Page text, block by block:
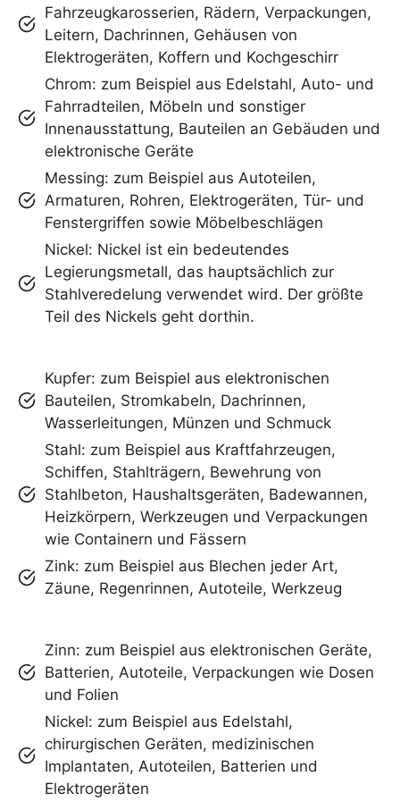
Fahrzeugkarosserien, Rädern, Verpackungen,
Leitern, Dachrinnen, Gehäusen von
Elektrogeräten, Koffern und Kochgeschirr
Chrom: zum Beispiel aus Edelstahl, Auto- und
Fahrradteilen, Möbeln und sonstiger
Innenausstattung, Bauteilen an Gebäuden und
elektronische Geräte
Messing: zum Beispiel aus Autoteilen,
Armaturen, Rohren, Elektrogeräten, Tür- und
Fenstergriffen sowie Möbelbeschlägen
Nickel: Nickel ist ein bedeutendes
Legierungsmetall, das hauptsächlich zur
Stahlveredelung verwendet wird. Der größte
Teil des Nickels geht dorthin.
Kupfer: zum Beispiel aus elektronischen
Bauteilen, Stromkabeln, Dachrinnen,
Wasserleitungen, Münzen und Schmuck
Stahl: zum Beispiel aus Kraftfahrzeugen,
Schiffen, Stahlträgern, Bewehrung von
Stahlbeton, Haushaltsgeräten, Badewannen,
Heizkörpern, Werkzeugen und Verpackungen
wie Containern und Fässern
Zink: zum Beispiel aus Blechen jeder Art,
Zäune, Regenrinnen, Autoteile, Werkzeug
Zinn: zum Beispiel aus elektronischen Geräte,
Batterien, Autoteile, Verpackungen wie Dosen
und Folien
Nickel: zum Beispiel aus Edelstahl,
chirurgischen Geräten, medizinischen
Implantaten, Autoteilen, Batterien und
Elektrogeräten